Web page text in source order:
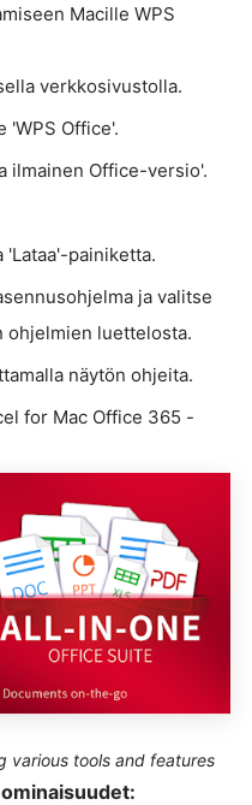
Macille WPS
verkkosivustolla.
'WPS Office'.
ilmainen Office-versio'.
'Lataa'-painiketta.
ja valitse
ohjelmien luettelosta.
näytön ohjeita.
for Mac Office 365 -
various tools and features